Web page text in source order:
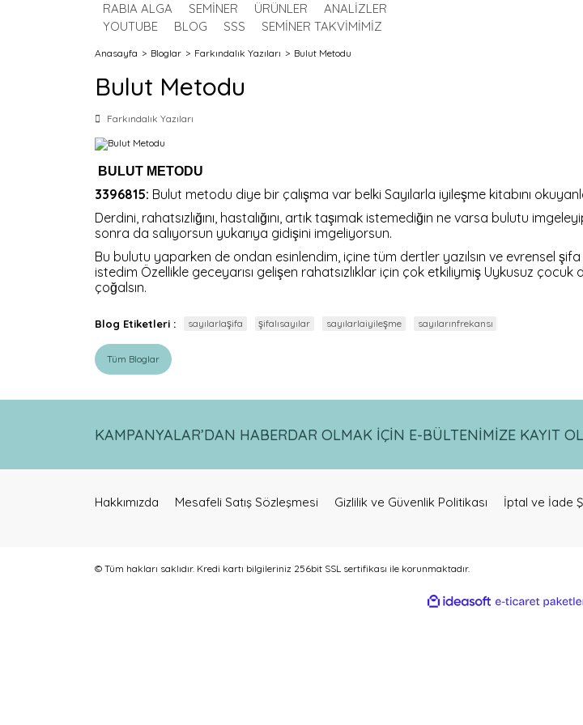
RABIA ALGA SEMİNER ÜRÜNLER
ANALİZLER
YOUTUBE
BLOG SSS SEMİNER TAKVİMİMİZ
Anasayfa Bloglar Farkındalık Yazıları Bulut Metodu
Bulut Metodu
Farkındalık Yazıları
BULUT METODU
3396815: Bulut metodu diye bir çalışma var belki Sayılarla iyileşme kitabını
Derdini, rahatsızlığını, hastalığını, artık taşımak istemediğin ne varsa bulutu
sonra da salıyorsun yukarıya gidişini imgeliyorsun.
Bu bulutu yaparken de ondan esinlendim, içine tüm dertler yazılsın ve evrensel
istedim Özellikle geceyarısı gelişen rahatsızlıklar için çok etkiliymiş Uykusuz çocuk
çoğalsın.
Blog Etiketleri : sayılarlaşifa şifalısayılar sayılarlaiyileşme sayılarınfrekansı
Tüm Bloglar
KAMPANYALAR’DAN HABERDAR OLMAK İÇİN E-BÜLTENİMİZE KAYIT
Hakkımızda Mesafeli Satış Sözleşmesi Gizlilik ve Güvenlik Politikası İptal ve İade
© Tüm hakları saklıdır. Kredi kartı bilgileriniz 256bit SSL sertifikası ile korunmaktadır.
ideasoft